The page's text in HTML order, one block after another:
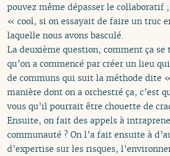
pouvez même dépasser le collaboratif
« cool, si on essayait de faire un truc
laquelle nous avons basculé.
La deuxième question, comment ça
qu’on a commencé par créer un lieu
de communs qui suit la méthode dite
manière dont on a orchestré ça, c’est
vous qu’il pourrait être chouette de
Ensuite, on fait des appels à
communauté ? On l’a fait ensuite à
d’expertise sur les risques,